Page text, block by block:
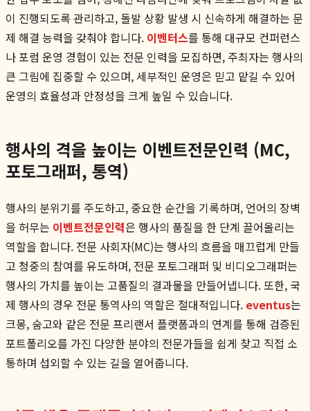
이 진행되도록 관리하고, 돌발 상황 발생 시 신속하게 해결하는 문
제 해결 능력을 갖춰야 합니다. 이벤터스를 통해 대규모 컨퍼런스
나 포럼 운영 경험이 있는 전문 인력을 모집하면, 주최자는 행사의
큰 그림에 집중할 수 있으며, 세부적인 운영은 믿고 맡길 수 있어
운영의 효율성과 안정성을 크게 높일 수 있습니다.
행사의 격을 높이는 이벤트전문인력 (MC,
포토그래퍼, 통역)
행사의 분위기를 주도하고, 중요한 순간을 기록하며, 언어의 장벽
을 허무는 이벤트전문인력은 행사의 품질을 한 단계 끌어올리는
역할을 합니다. 전문 사회자(MC)는 행사의 흐름을 매끄럽게 만들
고 청중의 참여를 유도하며, 전문 포토그래퍼 및 비디오그래퍼는
행사의 가치를 높이는 고품질의 결과물을 만들어냅니다. 또한, 국
제 행사의 경우 전문 통역사의 역할은 절대적입니다. eventus는
크몽, 숨고와 같은 전문 프리랜서 플랫폼과의 연계를 통해 검증된
포트폴리오를 가진 다양한 분야의 전문가들을 쉽게 찾고 직접 소
통하며 섭외할 수 있는 길을 열어줍니다.